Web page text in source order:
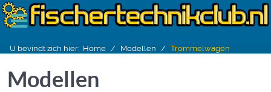
U bevindt zich hier: Home Modellen Trommelwagen
Modellen